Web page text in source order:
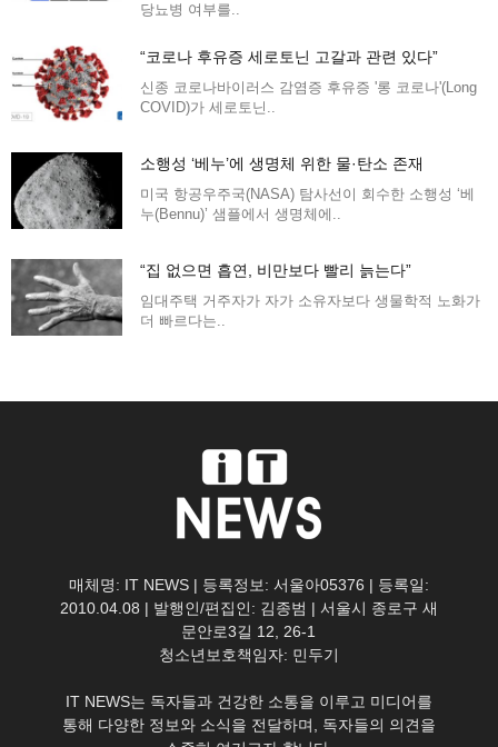
당뇨병 여부를..
“코로나 후유증 세로토닌 고갈과 관련 있다”
신종 코로나바이러스 감염증 후유증 '롱 코로나'(Long
COVID)가 세로토닌..
소행성 ‘베누’에 생명체 위한 물·탄소 존재
미국 항공우주국(NASA) 탐사선이 회수한 소행성 ‘베
누(Bennu)’ 샘플에서 생명체에..
“집 없으면 흡연, 비만보다 빨리 늙는다”
임대주택 거주자가 자가 소유자보다 생물학적 노화가
더 빠르다는..
매체명: IT NEWS | 등록정보: 서울아05376 | 등록일:
2010.04.08 | 발행인/편집인: 김종범 | 서울시 종로구 새
문안로3길 12, 26-1
청소년보호책임자: 민두기
IT NEWS는 독자들과 건강한 소통을 이루고 미디어를
통해 다양한 정보와 소식을 전달하며, 독자들의 의견을